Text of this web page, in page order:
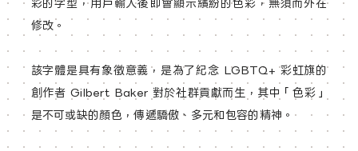
修改。
該字體是具有象徵意義，是為了紀念 LGBTQ+ 彩虹旗的
創作者 Gilbert Baker 對於社群貢獻而生，其中「色彩」
是不可或缺的顏色，傳遞驕傲、多元和包容的精神。